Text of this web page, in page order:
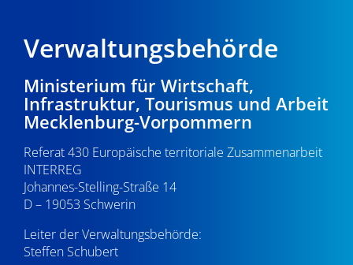
Verwaltungsbehörde
Ministerium für Wirtschaft,
Infrastruktur, Tourismus und Arbeit
Mecklenburg-Vorpommern
Referat 430 Europäische territoriale Zusammenarbeit
INTERREG
Johannes-Stelling-Straße 14
D – 19053 Schwerin
Leiter der Verwaltungsbehörde:
Steffen Schubert